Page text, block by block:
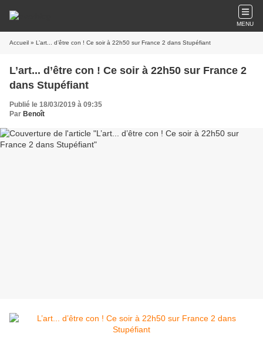
MENU
Accueil » L’art... d’être con ! Ce soir à 22h50 sur France 2 dans Stupéfiant
L’art... d’être con ! Ce soir à 22h50 sur France 2
dans Stupéfiant
Publié le 18/03/2019 à 09:35
Par Benoît